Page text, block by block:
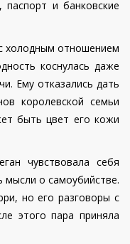
паспорт и банковские
холодным отношением
коснулась даже
Ему отказались дать
королевской семьи
быть цвет его кожи
чувствовала себя
о самоубийстве.
но его разговоры с
этого пара приняла